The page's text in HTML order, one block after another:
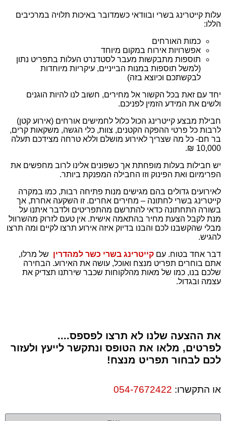
עלות קייטרינג בשרי ובוודאי כשמדובר באיכות תלויה במרכיבים
הללו:
כמות האורחים
אפשרויות אירוח במקום מיוחד
תוספות מתבקשות מעבר לסטדנרט העלות בתפריט נתון
(למשל תוספות במנות הבייניים, עיקריות מיוחדות
לבקשתכם וכיוצא בזה)
יחד עם זאת בכל הקשור אל מחירים, חשוב לנו להיות הוגנים
ולשים את המידע הזמין לפניכם.
חבילת מבצע קייטרינג הכול כלול לחמישים אורחים (אירוע קטן)
לרבות כל פרטי ההפקה הקטנים, צוות, כלי הגשה, משקאות קרים,
בר חם- כל מה שצריך לאירוע מושלם וללא טרחה מצידכם תעלה
10,000 ₪.
יש חבילות בעלות מופחתת אך כשפונים אלינו לרוב מחפשים את
הפרימיום ואת הפינוק וזו החבילה המפנקת ביותר.
לאירועים גדולים בהם מגישים מנות פתיחה רבות, כמו במקרה
קייטרינג בשרי לחתונה – מחירים אחרים. זו השקעה אחרת, אך
בשורה התחתונה כדאי להתרשם מהתפריטים ולדבר איתנו על
מנת לקבל הצעת מחיר בהתאמה אישית. אין טעם לזרוק מהשרוול
מבלי שהקשבנו לכם והבנו בדיוק איזה אירוע תרצו לקיים ומה תרצו
להגיש.
דבר אחד בטוח. עם קייטרינג בשרי כשר למהדרין של מרלו,
אתם בוחרים תפריט מנצח ואוכל, עושה את האירוע. הבחירה
שלכם בנו, כמו של מאות מהלקוחות שכבר שירתנו תצדיק את
עצמה ובגדול.
את ההצעה שלנו לא תרצו לפספס....
לפרטים, מלאו את הטופס ונתקשר לייעץ ולעזור
לכם לבחור תפריט מנצח!
או התקשרו: 054-7672422